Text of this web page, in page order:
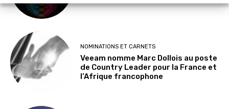
NOMINATIONS ET CARNETS
Veeam nomme Marc Dollois au poste
de Country Leader pour la France et
l’Afrique francophone